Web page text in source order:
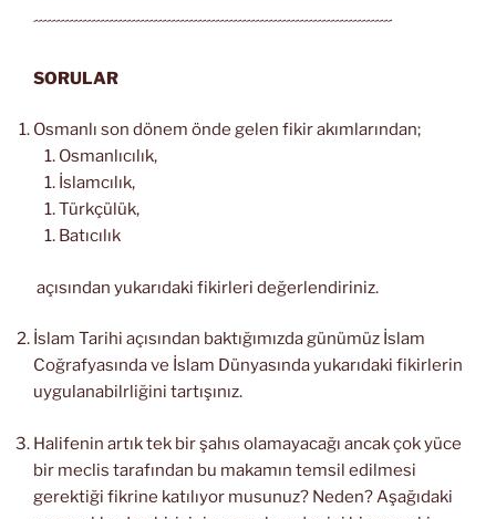
´´´´´´´´´´´´´´´´´´´´´´´´´´´´´´´´´´´´´´´´´´´´´´´´´´´´´´´´´´´´´´´´´´´´´´´´´´´´´´´´´
SORULAR
Osmanlı son dönem önde gelen fikir akımlarından;
Osmanlıcılık,
İslamcılık,
Türkçülük,
Batıcılık
açısından yukarıdaki fikirleri değerlendiriniz.
İslam Tarihi açısından baktığımızda günümüz İslam
Coğrafyasında ve İslam Dünyasında yukarıdaki fikirlerin
uygulanabilrliğini tartışınız.
Halifenin artık tek bir şahıs olamayacağı ancak çok yüce
bir meclis tarafından bu makamın temsil edilmesi
gerektiği fikrine katılıyor musunuz? Neden? Aşağıdaki